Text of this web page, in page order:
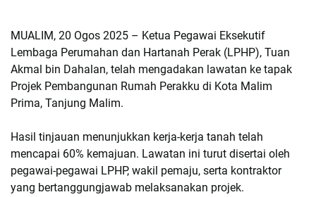
MUALIM, 20 Ogos 2025 – Ketua Pegawai Eksekutif
Lembaga Perumahan dan Hartanah Perak (LPHP), Tuan
Akmal bin Dahalan, telah mengadakan lawatan ke tapak
Projek Pembangunan Rumah Perakku di Kota Malim
Prima, Tanjung Malim.
Hasil tinjauan menunjukkan kerja-kerja tanah telah
mencapai 60% kemajuan. Lawatan ini turut disertai oleh
pegawai-pegawai LPHP, wakil pemaju, serta kontraktor
yang bertanggungjawab melaksanakan projek.